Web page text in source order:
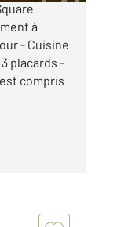
à
- Cuisine
placards -
est compris